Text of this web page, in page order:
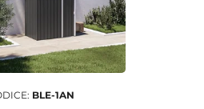
BLE-1AN